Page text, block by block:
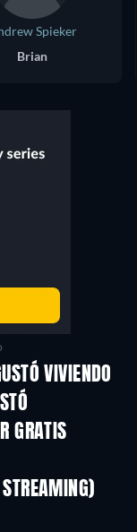
Spieker
Brian
VIVIENDO
TV
GRATIS
TV
2